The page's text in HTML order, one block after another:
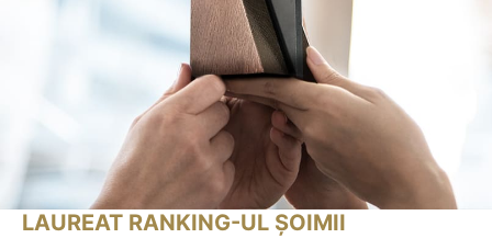
LAUREAT RANKING-UL ȘOIMII